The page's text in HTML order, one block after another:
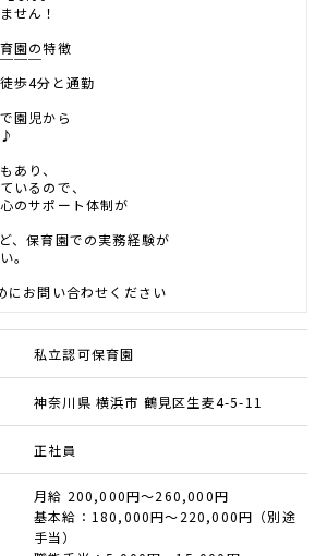
せん！
園の特徴
￣￣
歩4分と通勤
園児から
あり、
いるので、
のサポート体制が
、保育園での実務経験が
。
にお問い合わせください
私立認可保育園
神奈川県 横浜市 鶴見区生麦4-5-11
正社員
月給 200,000円～260,000円
基本給：180,000円～220,000円（別途
手当）